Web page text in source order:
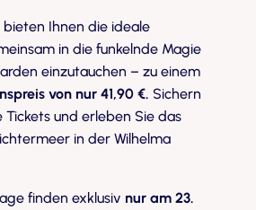
bieten Ihnen die ideale
in die funkelnde Magie
einzutauchen – zu einem
von nur 41,90 €. Sichern
Tickets und erleben Sie das
in der Wilhelma
finden exklusiv nur am 23.